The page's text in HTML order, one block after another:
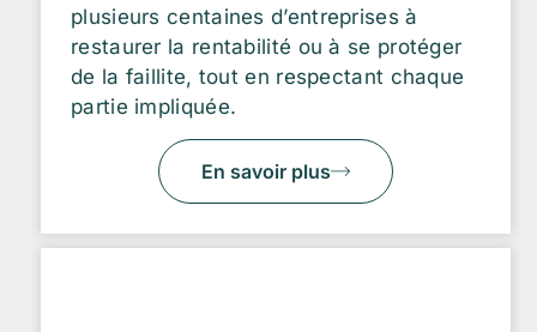
plusieurs centaines d’entreprises à
restaurer la rentabilité ou à se protéger
de la faillite, tout en respectant chaque
partie impliquée.
En savoir plus